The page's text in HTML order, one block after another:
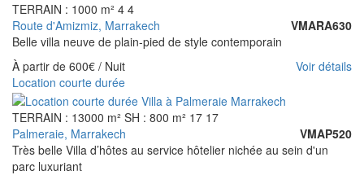
TERRAIN : 1000 m² 4 4
Route d'Amizmiz, Marrakech
VMARA630
Belle villa neuve de plain-pied de style contemporain
À partir de 600€ / Nuit
Voir détails
Location courte durée
TERRAIN : 13000 m² SH : 800 m² 17 17
Palmeraie, Marrakech
VMAP520
Très belle Villa d’hôtes au service hôtelier nichée au sein d'un
parc luxuriant